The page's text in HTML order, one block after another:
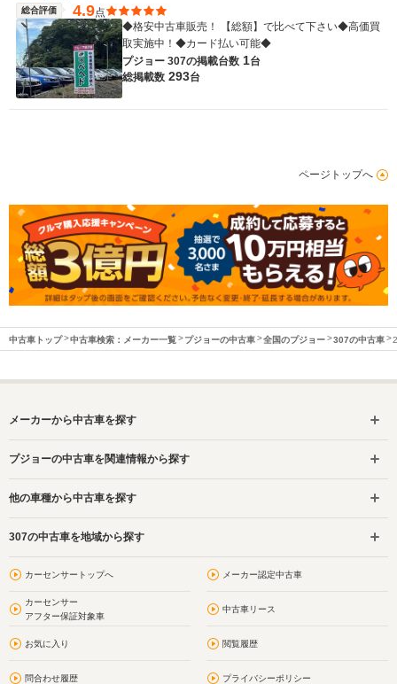
総合評価 4.9点
◆格安中古車販売！ 【総額】で比べて下さい◆高価買
取実施中！◆カード払い可能◆
プジョー 307の掲載台数 1台
総掲載数 293台
ページトップへ
中古車トップ 中古車検索：メーカー一覧 プジョーの中古車 全国のプジョー 307の中古車
メーカーから中古車を探す
プジョーの中古車を関連情報から探す
他の車種から中古車を探す
307の中古車を地域から探す
カーセンサートップへ メーカー認定中古車
カーセンサー
アフター保証対象車
中古車リース
お気に入り 閲覧履歴
問合わせ履歴 プライバシーポリシー